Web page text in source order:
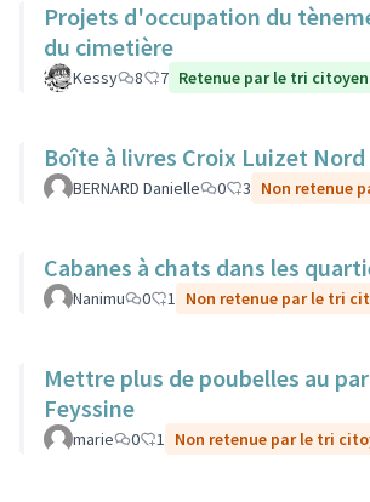
Projets d'occupation du
du cimetière
Kessy 8 7 Retenue par le tri citoyen
Boîte à livres Croix Luizet Nord
BERNARD Danielle 0 3 Non retenue
Cabanes à chats dans les
Nanimu 0 1 Non retenue par le tri
Mettre plus de poubelles au
Feyssine
marie 0 1 Non retenue par le tri